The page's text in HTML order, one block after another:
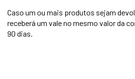
Caso um ou mais produtos sejam
receberá um vale no mesmo valor da
90 dias.